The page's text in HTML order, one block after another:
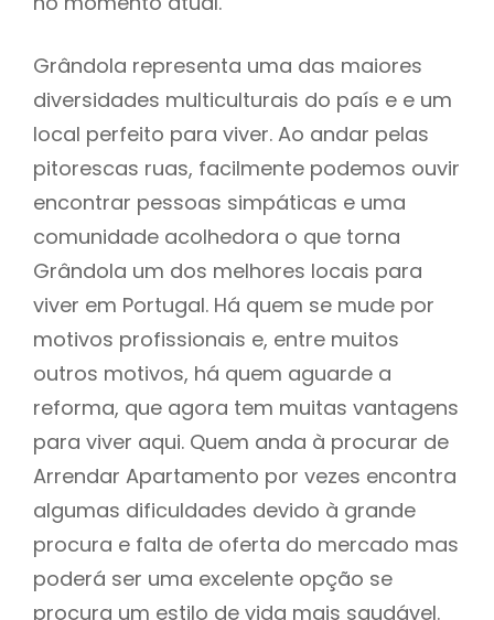
Grândola representa uma das maiores
diversidades multiculturais do país e e um
local perfeito para viver. Ao andar pelas
pitorescas ruas, facilmente podemos ouvir
encontrar pessoas simpáticas e uma
comunidade acolhedora o que torna
Grândola um dos melhores locais para
viver em Portugal. Há quem se mude por
motivos profissionais e, entre muitos
outros motivos, há quem aguarde a
reforma, que agora tem muitas vantagens
para viver aqui. Quem anda à procurar de
Arrendar Apartamento por vezes encontra
algumas dificuldades devido à grande
procura e falta de oferta do mercado mas
poderá ser uma excelente opção se
procura um estilo de vida mais saudável.